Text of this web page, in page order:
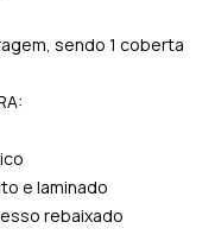
sendo 1 coberta
e laminado
rebaixado